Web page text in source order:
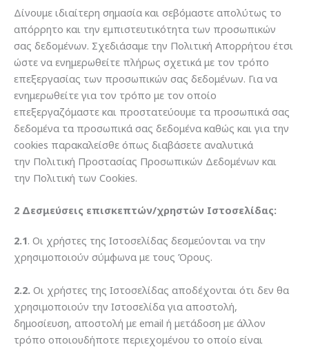
Δίνουμε ιδιαίτερη σημασία και σεβόμαστε απολύτως το
απόρρητο και την εμπιστευτικότητα των προσωπικών
σας δεδομένων. Σχεδιάσαμε την Πολιτική Απορρήτου έτσι
ώστε να ενημερωθείτε πλήρως σχετικά με τον τρόπο
επεξεργασίας των προσωπικών σας δεδομένων. Για να
ενημερωθείτε για τον τρόπο με τον οποίο
επεξεργαζόμαστε και προστατεύουμε τα προσωπικά σας
δεδομένα τα προσωπικά σας δεδομένα καθώς και για την
cookies παρακαλείσθε όπως διαβάσετε αναλυτικά
την Πολιτική Προστασίας Προσωπικών Δεδομένων και
την Πολιτική των Cookies.
2 Δεσμεύσεις επισκεπτών/χρηστών Ιστοσελίδας:
2.1. Οι χρήστες της Ιστοσελίδας δεσμεύονται να την
χρησιμοποιούν σύμφωνα με τους Όρους.
2.2. Οι χρήστες της Ιστοσελίδας αποδέχονται ότι δεν θα
χρησιμοποιούν την Ιστοσελίδα για αποστολή,
δημοσίευση, αποστολή με email ή μετάδοση με άλλον
τρόπο οποιουδήποτε περιεχομένου το οποίο είναι